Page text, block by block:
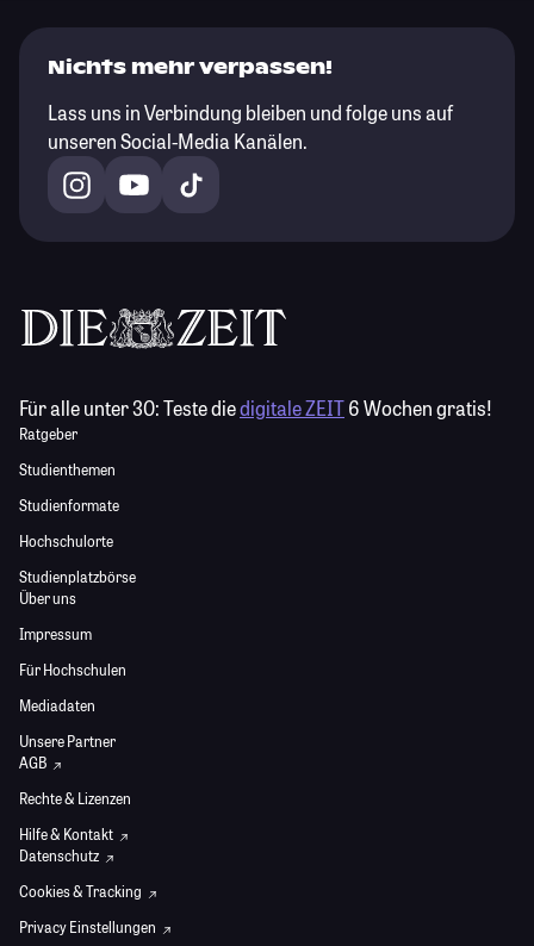
Nichts mehr verpassen!
Lass uns in Verbindung bleiben und folge uns auf
unseren Social-Media Kanälen.
Für alle unter 30:Teste diedigitale ZEIT6 Wochen gratis!
Ratgeber
Studienthemen
Studienformate
Hochschulorte
Studienplatzbörse
Über uns
Impressum
Für Hochschulen
Mediadaten
Unsere Partner
AGB
Rechte & Lizenzen
Hilfe & Kontakt
Datenschutz
Cookies & Tracking
Privacy Einstellungen